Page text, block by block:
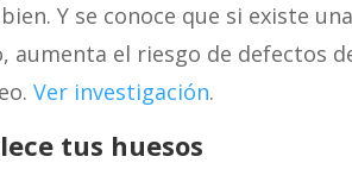
Y se conoce que si existe
aumenta el riesgo de defectos
Ver investigación.
tus huesos